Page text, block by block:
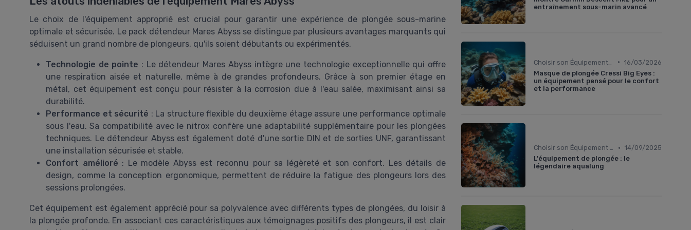
Le choix de l'équipement approprié est crucial pour garantir une expérience de plongée sous-marine
optimale et sécurisée. Le pack détendeur Mares Abyss se distingue par plusieurs avantages marquants qui
séduisent un grand nombre de plongeurs, qu'ils soient débutants ou expérimentés.
Technologie de pointe : Le détendeur Mares Abyss intègre une technologie exceptionnelle qui offre
une respiration aisée et naturelle, même à de grandes profondeurs. Grâce à son premier étage en
métal, cet équipement est conçu pour résister à la corrosion due à l'eau salée, maximisant ainsi sa
durabilité.
Performance et sécurité : La structure flexible du deuxième étage assure une performance optimale
sous l'eau. Sa compatibilité avec le nitrox confère une adaptabilité supplémentaire pour les plongées
techniques. Le détendeur Abyss est également doté d'une sortie DIN et de sorties UNF, garantissant
une installation sécurisée et stable.
Confort amélioré : Le modèle Abyss est reconnu pour sa légèreté et son confort. Les détails de
design, comme la conception ergonomique, permettent de réduire la fatigue des plongeurs lors des
sessions prolongées.
Cet équipement est également apprécié pour sa polyvalence avec différents types de plongées, du loisir à
la plongée profonde. En associant ces caractéristiques aux témoignages positifs des plongeurs, il est clair
entraînement sous-marin avancé
• 16/03/2026
Masque de plongée Cressi Big Eyes :
un équipement pensé pour le confort
et la performance
Choisir son Équipement Sportif • 14/09/2025
L'équipement de plongée : le
légendaire aqualung